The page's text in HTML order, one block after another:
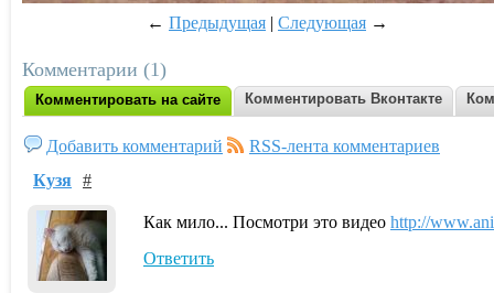
← Предыдущая | Следующая →
Комментарии (1)
Комментировать на сайте Комментировать Вконтакте
Добавить комментарий
RSS-лента комментариев
Кузя #
Как мило... Посмотри это видео http://
Ответить